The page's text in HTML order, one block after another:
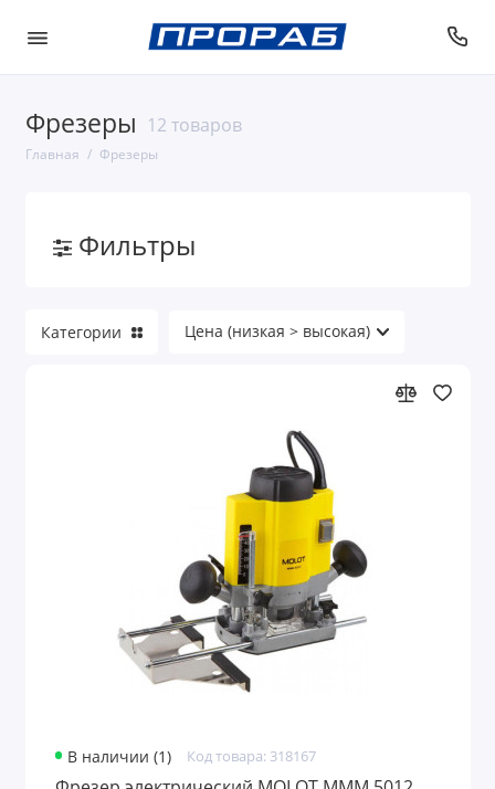
Фрезеры 12 товаров
Главная Фрезеры
Фильтры
Категории
В наличии (1) Код товара: 318167